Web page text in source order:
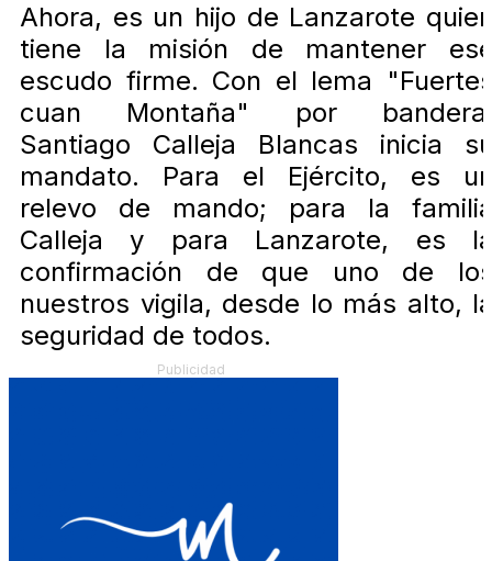
Ahora, es un hijo de Lanzarote
tiene la misión de mantener
escudo firme. Con el lema
cuan Montaña" por
Santiago Calleja Blancas inicia
mandato. Para el Ejército, es
relevo de mando; para la
Calleja y para Lanzarote, es
confirmación de que uno de
nuestros vigila, desde lo más alto,
seguridad de todos.
Publicidad